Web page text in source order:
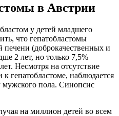
в Австрии
у детей младшего
что гепатобластомы
печени (доброкачественных и
2 лет, но только 7,5%
Несмотря на отсутствие
гепатобластоме, наблюдается
мужского пола. Синопсис
на миллион детей во всем